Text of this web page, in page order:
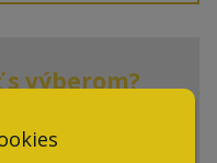
výberom?